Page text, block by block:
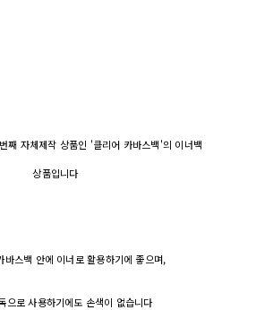
자체제작 상품인 '클리어 카바스백'의 이너백
상품입니다
바스백 안에 이너로 활용하기에 좋으며,
으로 사용하기에도 손색이 없습니다